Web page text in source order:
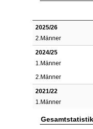
2025/26
2.Männer
2024/25
1.Männer
2.Männer
2021/22
1.Männer
Gesamtstatistik